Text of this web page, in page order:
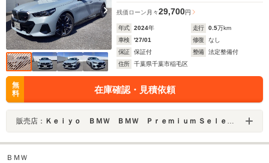
残価ローン 月々29,700円
年式 2024年 走行 0.5万km
車検
'27/01 修復
なし
保証
保証付 整備
法定整備付
住所
千葉県千葉市稲毛区
無
料
在庫確認・見積依頼
販売店： Ｋｅｉｙｏ ＢＭＷ ＢＭＷ Ｐｒｅｍｉｕｍ Ｓｅｌｅｃｔｉｏｎ 千葉北／（株）モトーレンレピオ
ＢＭＷ